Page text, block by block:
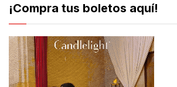
¡Compra tus boletos aquí!